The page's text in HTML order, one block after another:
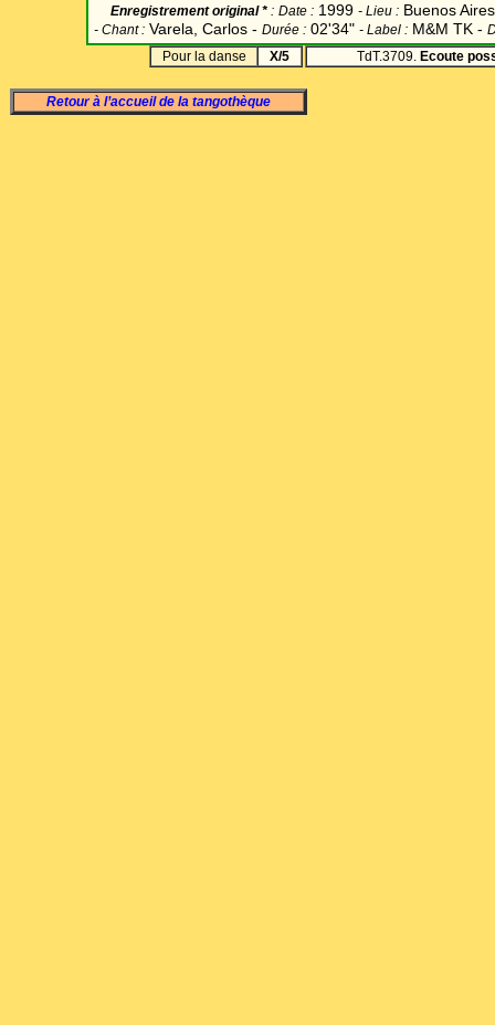
Enregistrement original * : Date : 1999 - Lieu : Buenos
- Chant: Varela, Carlos - Durée : 02'34" - Label : M&M TK -
Pour la danse
X/5 TdT.3709. Ecoute
Retour à l’accueil de la tangothèque